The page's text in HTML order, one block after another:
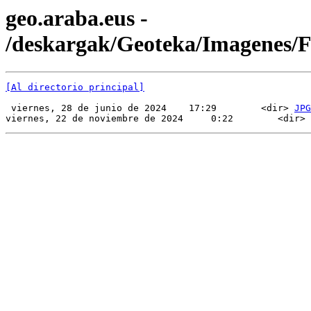
geo.araba.eus -
/deskargak/Geoteka/Imagenes/
[Al directorio principal]
viernes, 28 de junio de 2024    17:29        <dir> JPG
viernes, 22 de noviembre de 2024     0:22        <dir>